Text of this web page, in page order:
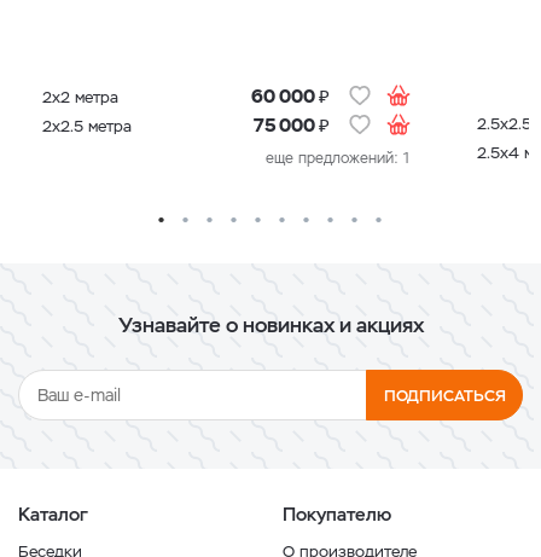
2х2 метра 60 000₽
2х2.5 метра 75 000₽
еще предложений: 1
2.5х2.5
2.5х4
Узнавайте о новинках и акциях
ПОДПИСАТЬСЯ
Каталог
Беседки
Покупателю
О производителе